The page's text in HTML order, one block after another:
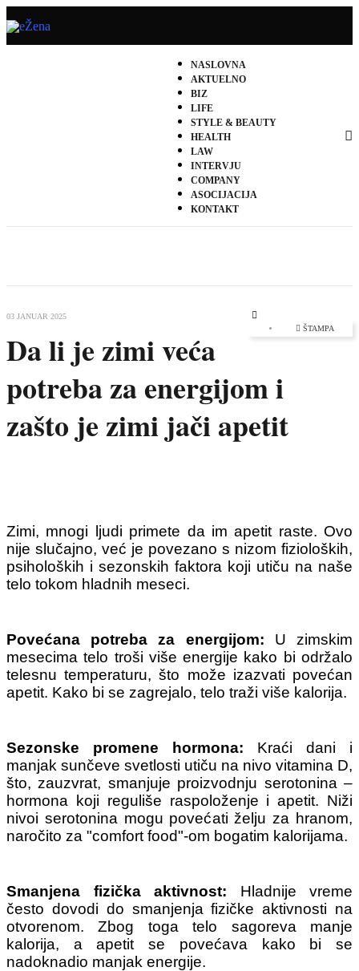
NASLOVNA
AKTUELNO
BIZ
LIFE
STYLE & BEAUTY
HEALTH
LAW
INTERVJU
COMPANY
ASOCIJACIJA
KONTAKT
ŠTAMPA
03 JANUAR 2025
Da li je zimi veća
potreba za energijom i
zašto je zimi jači apetit
Zimi, mnogi ljudi primete da im apetit raste. Ovo
nije slučajno, već je povezano s nizom fizioloških,
psiholoških i sezonskih faktora koji utiču na naše
telo tokom hladnih meseci.
Povećana potreba za energijom: U zimskim
mesecima telo troši više energije kako bi održalo
telesnu temperaturu, što može izazvati povećan
apetit. Kako bi se zagrejalo, telo traži više kalorija.
Sezonske promene hormona: Kraći dani i
manjak sunčeve svetlosti utiču na nivo vitamina D,
što, zauzvrat, smanjuje proizvodnju serotonina –
hormona koji reguliše raspoloženje i apetit. Niži
nivoi serotonina mogu povećati želju za hranom,
naročito za "comfort food"-om bogatim kalorijama.
Smanjena fizička aktivnost: Hladnije vreme
često dovodi do smanjenja fizičke aktivnosti na
otvorenom. Zbog toga telo sagoreva manje
kalorija, a apetit se povećava kako bi se
nadoknadio manjak energije.